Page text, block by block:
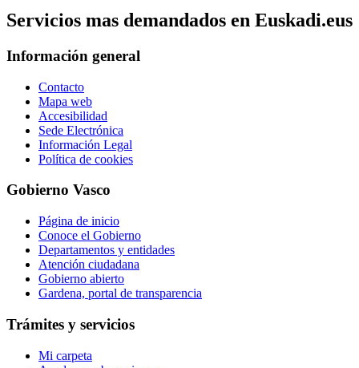
Servicios mas demandados en Euskadi.eus
Información general
Contacto
Mapa web
Accesibilidad
Sede Electrónica
Información Legal
Política de cookies
Gobierno Vasco
Página de inicio
Conoce el Gobierno
Departamentos y entidades
Atención ciudadana
Gobierno abierto
Gardena, portal de transparencia
Trámites y servicios
Mi carpeta